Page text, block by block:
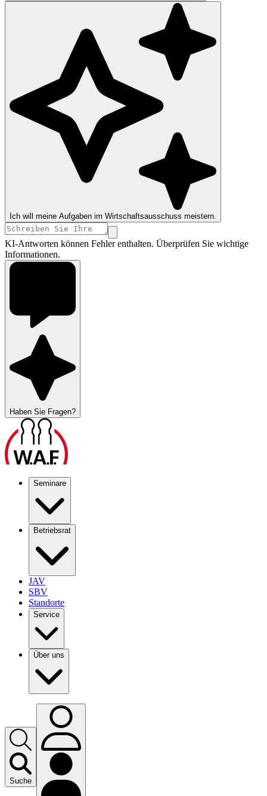
Ich will meine Aufgaben im Wirtschaftsausschuss meistern.
KI-Antworten können Fehler enthalten. Überprüfen Sie wichtige
Informationen.
Haben Sie Fragen?
Seminare
Betriebsrat
JAV
SBV
Standorte
Service
Über uns
Suche